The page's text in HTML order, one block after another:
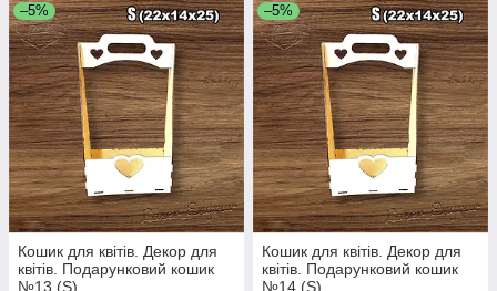
–5%
Кошик для квітів. Декор для
квітів. Подарунковий кошик
№13 (S)
–5%
Кошик для квітів. Декор для
квітів. Подарунковий кошик
№14 (S)